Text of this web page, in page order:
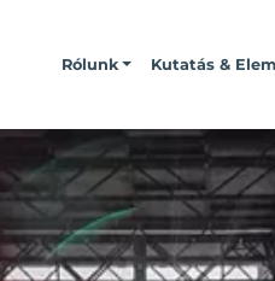
Rólunk Kutatás &